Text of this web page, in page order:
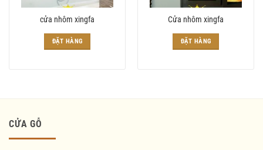
cửa nhôm xingfa
ĐẶT HÀNG
Cửa nhôm xingfa
ĐẶT HÀNG
CỬA GỖ